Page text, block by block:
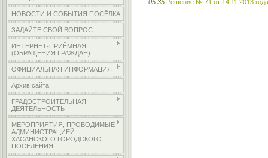
НОВОСТИ И СОБЫТИЯ ПОСЁЛКА
ЗАДАЙТЕ СВОЙ ВОПРОС
ИНТЕРНЕТ-ПРИЁМНАЯ
(ОБРАЩЕНИЯ ГРАЖДАН)
ОФИЦИАЛЬНАЯ ИНФОРМАЦИЯ
Архив сайта
ГРАДОСТРОИТЕЛЬНАЯ
ДЕЯТЕЛЬНОСТЬ
МЕРОПРИЯТИЯ, ПРОВОДИМЫЕ
АДМИНИСТРАЦИЕЙ
ХАСАНСКОГО ГОРОДСКОГО
ПОСЕЛЕНИЯ
05:35 Решение № 71 от 14.11.2013 года